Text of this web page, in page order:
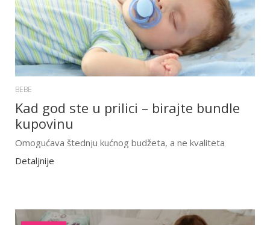
BEBE
Kad god ste u prilici – birajte bundle
kupovinu
Omogućava štednju kućnog budžeta, a ne kvaliteta
Detaljnije